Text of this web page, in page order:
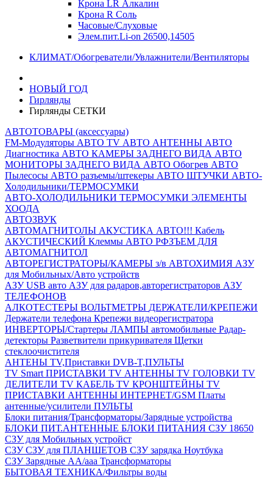
Крона LR Алкалин
Крона R Соль
Часовые/Слуховые
Элем.пит.Li-on 26500,14505
КЛИМАТ/Обогреватели/Увлажнители/Вентиляторы
НОВЫЙ ГОД
Гирлянды
Гирлянды СЕТКИ
АВТОТОВАРЫ (аксессуары)
FM-Модуляторы АВТО TV АВТО АНТЕННЫ АВТО
Диагностика АВТО КАМЕРЫ ЗАДНЕГО ВИДА АВТО
МОНИТОРЫ ЗАДНЕГО ВИДА АВТО Обогрев АВТО
Пылесосы АВТО разъемы/штекеры АВТО ШТУЧКИ АВТО-
Холодильники/ТЕРМОСУМКИ
АВТО-ХОЛОДИЛЬНИКИ ТЕРМОСУМКИ ЭЛЕМЕНТЫ
ХООДА
АВТОЗВУК
АВТОМАГНИТОЛЫ АКУСТИКА АВТО!!! Кабель
АКУСТИЧЕСКИЙ Клеммы АВТО РФЗЪЕМ ДЛЯ
АВТОМАГНИТОЛ
АВТОРЕГИСТРАТОРЫ/КАМЕРЫ з/в АВТОХИМИЯ АЗУ
для Мобильных/Авто устройств
АЗУ USB авто АЗУ для радаров,авторегистраторов АЗУ
ТЕЛЕФОНОВ
АЛКОТЕСТЕРЫ ВОЛЬТМЕТРЫ ДЕРЖАТЕЛИ/КРЕПЕЖИ
Держатели телефона Крепежи видеорегистратора
ИНВЕРТОРЫ/Стартеры ЛАМПЫ автомобильные Радар-
детекторы Разветвители прикуривателя Щетки
стеклоочистителя
АНТЕНЫ ТV,Приставки DVB-T,ПУЛЬТЫ
TV Smart ПРИСТАВКИ TV АНТЕННЫ TV ГОЛОВКИ TV
ДЕЛИТЕЛИ TV КАБЕЛЬ TV КРОНШТЕЙНЫ TV
ПРИСТАВКИ АНТЕННЫ ИНТЕРНЕТ/GSM Платы
антенные/усилители ПУЛЬТЫ
Блоки питания/Трансформаторы/Зарядные устройства
БЛОКИ ПИТ.АНТЕННЫЕ БЛОКИ ПИТАНИЯ СЗУ 18650
СЗУ для Мобильных устройст
СЗУСЗУ для ПЛАНШЕТОВ СЗУ зарядка Ноутбука
СЗУ Зарядные АА/ааа Трансформаторы
БЫТОВАЯ ТЕХНИКА/Фильтры воды